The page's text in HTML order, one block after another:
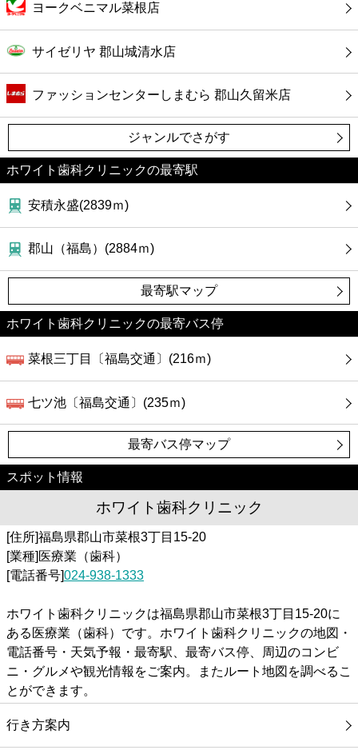
ヨークベニマル菜根店
サイゼリヤ 郡山城清水店
ファッションセンターしまむら 郡山久留米店
ジャンルでさがす
ホワイト歯科クリニックの最寄駅
安積永盛(2839ｍ)
郡山（福島）(2884ｍ)
最寄駅マップ
ホワイト歯科クリニックの最寄バス停
菜根三丁目〔福島交通〕(216ｍ)
七ツ池〔福島交通〕(235ｍ)
最寄バス停マップ
スポット情報
ホワイト歯科クリニック
[住所]福島県郡山市菜根3丁目15-20
[業種]医療業（歯科）
[電話番号]024-938-1333
ホワイト歯科クリニックは福島県郡山市菜根3丁目15-20に
ある医療業（歯科）です。ホワイト歯科クリニックの地図・
電話番号・天気予報・最寄駅、最寄バス停、周辺のコンビ
ニ・グルメや観光情報をご案内。またルート地図を調べるこ
とができます。
行き方案内